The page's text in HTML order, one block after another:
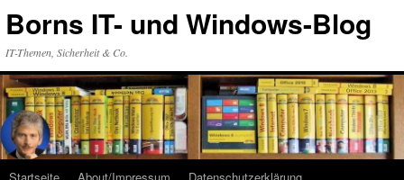
Inhalt
Borns IT- und Windows-Blog
IT-Themen, Sicherheit & Co.